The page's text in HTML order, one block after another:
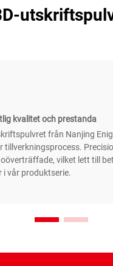
kvalitet och prestanda
från Nanjing
tillverkningsprocess.
vilket lett till
vår produktserie.